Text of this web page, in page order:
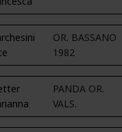
OR. BASSANO
1982
PANDA OR.
VALS.